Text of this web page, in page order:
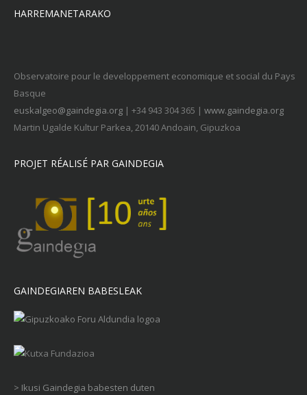
HARREMANETARAKO
Observatoire pour le developpement economique et social du Pays
Basque
euskalgeo@gaindegia.org | +34 943 304 365 | www.gaindegia.org
Martin Ugalde Kultur Parkea, 20140 Andoain, Gipuzkoa
PROJET RÉALISÉ PAR GAINDEGIA
GAINDEGIAREN BABESLEAK
> Ikusi Gaindegia babesten duten